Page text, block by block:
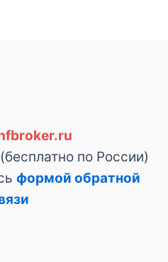
(бесплатно по России)
формой обратной